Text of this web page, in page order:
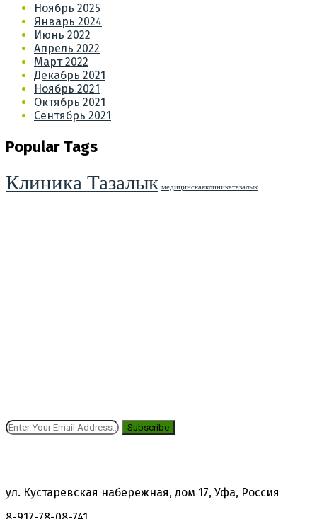
Ноябрь 2025
Январь 2024
Июнь 2022
Апрель 2022
Март 2022
Декабрь 2021
Ноябрь 2021
Октябрь 2021
Сентябрь 2021
Popular Tags
Клиника Тазалык медицинскаяклиникатазалык
Subscribe
ул. Кустаревская набережная, дом 17, Уфа, Россия